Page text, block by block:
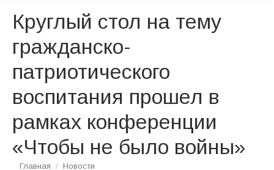
Круглый стол на тему
гражданско-
патриотического
воспитания прошел в
рамках конференции
«Чтобы не было войны»
Вы здесь:
Главная
Новости